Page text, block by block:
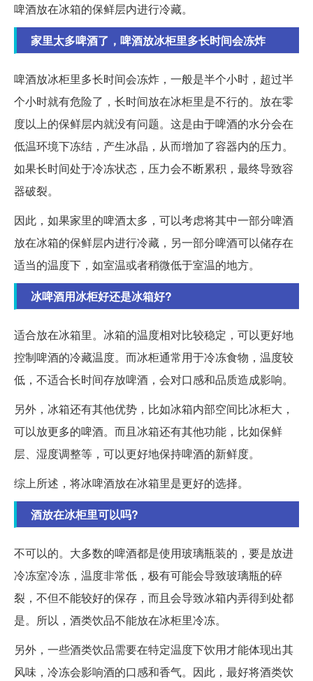
啤酒放在冰箱的保鲜层内进行冷藏。
家里太多啤酒了，啤酒放冰柜里多长时间会冻炸
啤酒放冰柜里多长时间会冻炸，一般是半个小时，超过半
个小时就有危险了，长时间放在冰柜里是不行的。放在零
度以上的保鲜层内就没有问题。这是由于啤酒的水分会在
低温环境下冻结，产生冰晶，从而增加了容器内的压力。
如果长时间处于冷冻状态，压力会不断累积，最终导致容
器破裂。
因此，如果家里的啤酒太多，可以考虑将其中一部分啤酒
放在冰箱的保鲜层内进行冷藏，另一部分啤酒可以储存在
适当的温度下，如室温或者稍微低于室温的地方。
冰啤酒用冰柜好还是冰箱好?
适合放在冰箱里。冰箱的温度相对比较稳定，可以更好地
控制啤酒的冷藏温度。而冰柜通常用于冷冻食物，温度较
低，不适合长时间存放啤酒，会对口感和品质造成影响。
另外，冰箱还有其他优势，比如冰箱内部空间比冰柜大，
可以放更多的啤酒。而且冰箱还有其他功能，比如保鲜
层、湿度调整等，可以更好地保持啤酒的新鲜度。
综上所述，将冰啤酒放在冰箱里是更好的选择。
酒放在冰柜里可以吗?
不可以的。大多数的啤酒都是使用玻璃瓶装的，要是放进
冷冻室冷冻，温度非常低，极有可能会导致玻璃瓶的碎
裂，不但不能较好的保存，而且会导致冰箱内弄得到处都
是。所以，酒类饮品不能放在冰柜里冷冻。
另外，一些酒类饮品需要在特定温度下饮用才能体现出其
风味，冷冻会影响酒的口感和香气。因此，最好将酒类饮